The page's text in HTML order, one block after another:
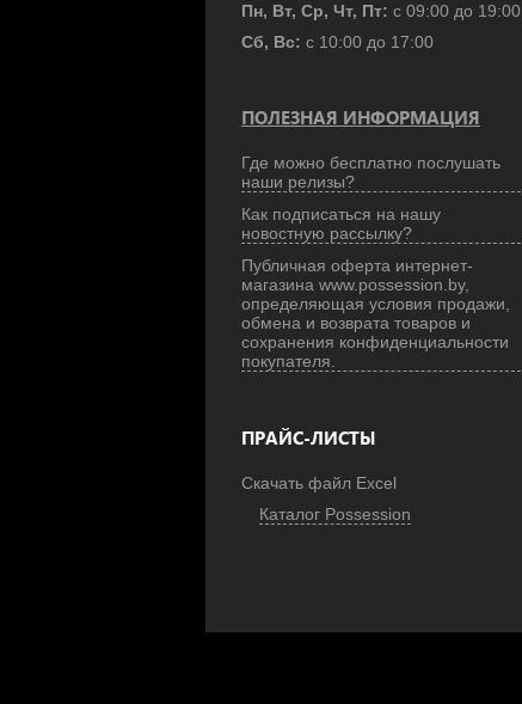
Пн, Вт, Ср, Чт, Пт: с 09:00 до 19:00
Сб, Вс: с 10:00 до 17:00
ПОЛЕЗНАЯ ИНФОРМАЦИЯ
Где можно бесплатно послушать
наши релизы?
Как подписаться на нашу
новостную рассылку?
Публичная оферта интернет-
магазина www.possession.by,
определяющая условия продажи,
обмена и возврата товаров и
сохранения конфиденциальности
покупателя.
ПРАЙС-ЛИСТЫ
Скачать файл Excel
Каталог Possession